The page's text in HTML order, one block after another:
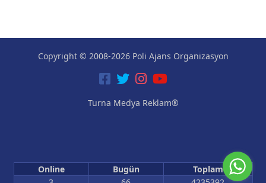
Copyright © 2008-2026 Poli Ajans Organizasyon
Turna Medya Reklam®
Online Bugün
Toplam